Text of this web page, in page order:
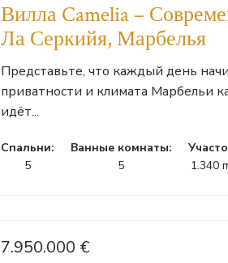
Вилла Camelia –
Ла Серкийя, Марбелья
Представьте, что каждый день
приватности и климата Марбельи
идёт...
Cпальни:
5
Ванные комнаты:
5
1.340
7.950.000 €